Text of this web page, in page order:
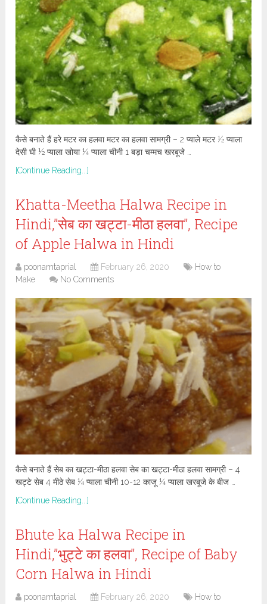
कैसे बनाते हैं हरे मटर का हलवा मटर का हलवा सामग्री – 2 प्याले मटर ½ प्याला
देसी घी ½ प्याला खोया ¼ प्याला चीनी 1 बड़ा चम्मच खरबूजे …
[Continue Reading...]
Khatta-Meetha Halwa Recipe in
Hindi,”सेब का खट्टा-मीठा हलवा”, Recipe
of Apple Halwa in Hindi
poonamtaprial February 26, 2020
How to
Make
No Comments
कैसे बनाते हैं सेब का खट्टा-मीठा हलवा सेब का खट्टा-मीठा हलवा सामग्री – 4
खट्टे सेब 4 मीठे सेब ¼ प्याला चीनी 10-12 काजू ¼ प्याला खरबूजे के बीज …
[Continue Reading...]
Bhute ka Halwa Recipe in
Hindi,”भुट्टे का हलवा”, Recipe of Baby
Corn Halwa in Hindi
poonamtaprial February 26, 2020
How to